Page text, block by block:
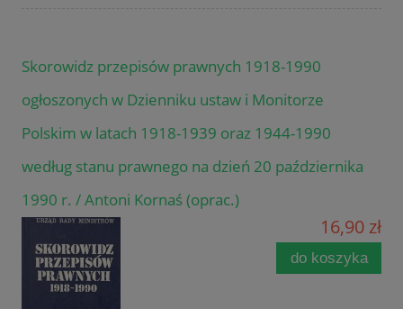
Skorowidz przepisów prawnych 1918-1990
ogłoszonych w Dzienniku ustaw i Monitorze
Polskim w latach 1918-1939 oraz 1944-1990
według stanu prawnego na dzień 20 października
1990 r. / Antoni Kornaś (oprac.)
16,90 zł
do koszyka